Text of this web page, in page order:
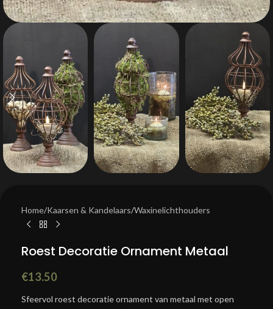
Home/Kaarsen & Kandelaars/Waxinelichthouders
Roest Decoratie Ornament Metaal
€13.50
Sfeervol roest decoratie ornament van metaal met open